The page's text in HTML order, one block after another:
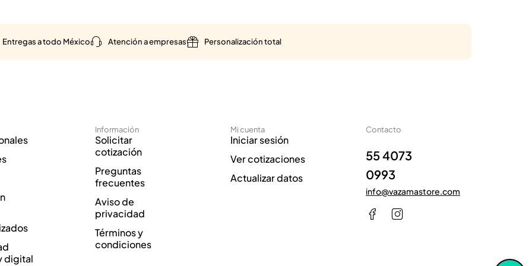
Entregas a todo México Atención a empresas Personalización total
digital
Información
Solicitar
cotización
Preguntas
frecuentes
Aviso de
privacidad
Términos y
condiciones
Mi cuenta
Iniciar sesión
Ver cotizaciones
Actualizar datos
Contacto
55 4073
0993
info@vazamastore.com